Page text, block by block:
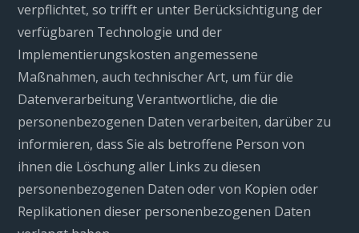
verpflichtet, so trifft er unter Berücksichtigung der
verfügbaren Technologie und der
Implementierungskosten angemessene
Maßnahmen, auch technischer Art, um für die
Datenverarbeitung Verantwortliche, die die
personenbezogenen Daten verarbeiten, darüber zu
informieren, dass Sie als betroffene Person von
ihnen die Löschung aller Links zu diesen
personenbezogenen Daten oder von Kopien oder
Replikationen dieser personenbezogenen Daten